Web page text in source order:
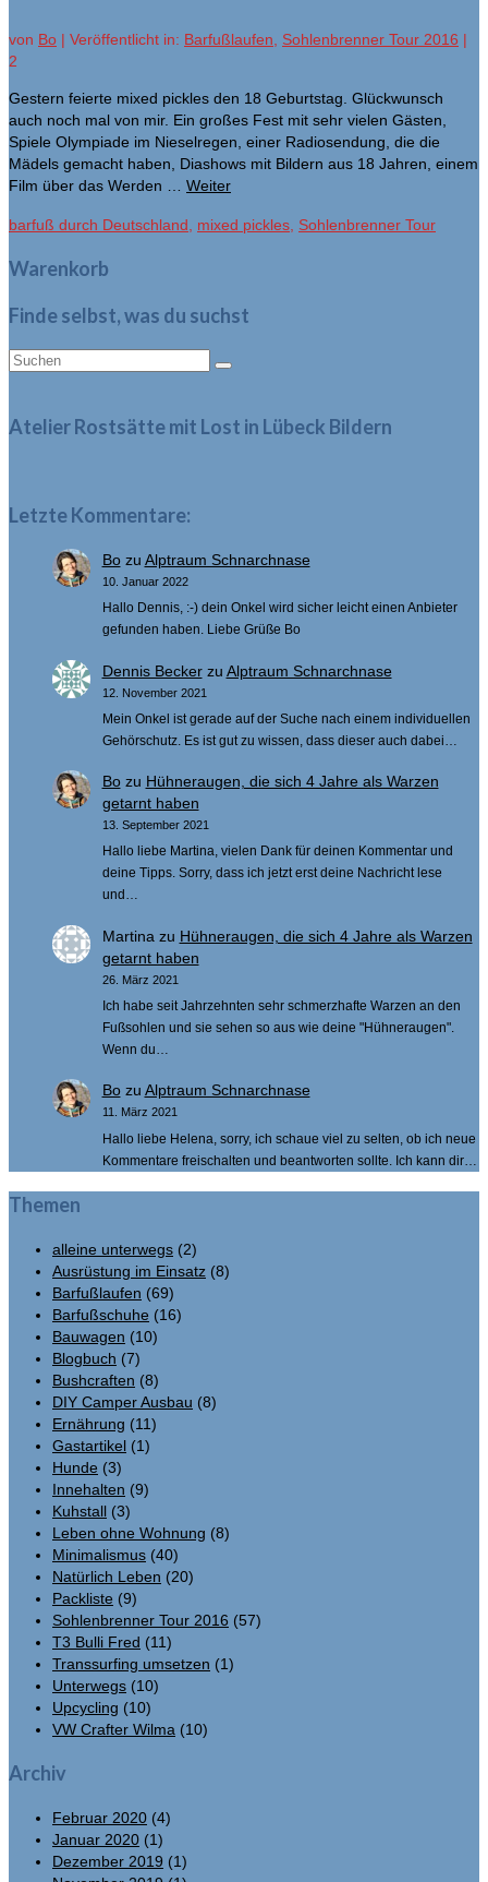
von Bo | Veröffentlicht in: Barfußlaufen Sohlenbrenner Tour 2016 |
2
Gestern feierte mixed pickles den 18 Geburtstag. Glückwunsch
auch noch mal von mir. Ein großes Fest mit sehr vielen Gästen,
Spiele Olympiade im Nieselregen, einer Radiosendung, die die
Mädels gemacht haben, Diashows mit Bildern aus 18 Jahren, einem
Film über das Werden … Weiter
barfuß durch Deutschland mixed pickles Sohlenbrenner Tour
Warenkorb
Finde selbst, was du suchst
Suche
Atelier Rostsätte mit Lost in Lübeck Bildern
Letzte Kommentare:
Bozu Alptraum Schnarchnase
10. Januar 2022
Hallo Dennis, :-) dein Onkel wird sicher leicht einen Anbieter
gefunden haben. Liebe Grüße Bo
Dennis Beckerzu Alptraum Schnarchnase
12. November 2021
Mein Onkel ist gerade auf der Suche nach einem individuellen
Gehörschutz. Es ist gut zu wissen, dass dieser auch dabei…
Bozu Hühneraugen, die sich 4 Jahre als Warzen
getarnt haben
13. September 2021
Hallo liebe Martina, vielen Dank für deinen Kommentar und
deine Tipps. Sorry, dass ich jetzt erst deine Nachricht lese
und…
Martina zu Hühneraugen, die sich 4 Jahre als Warzen
getarnt haben
26. März 2021
Ich habe seit Jahrzehnten sehr schmerzhafte Warzen an den
Fußsohlen und sie sehen so aus wie deine "Hühneraugen".
Wenn du…
Bozu Alptraum Schnarchnase
11. März 2021
Hallo liebe Helena, sorry, ich schaue viel zu selten, ob ich neue
Kommentare freischalten und beantworten sollte. Ich kann dir…
Themen
alleine unterwegs (2)
Ausrüstung im Einsatz (8)
Barfußlaufen (69)
Barfußschuhe (16)
Bauwagen (10)
Blogbuch (7)
Bushcraften (8)
DIY Camper Ausbau (8)
Ernährung (11)
Gastartikel (1)
Hunde (3)
Innehalten (9)
Kuhstall (3)
Leben ohne Wohnung (8)
Minimalismus (40)
Natürlich Leben (20)
Packliste (9)
Sohlenbrenner Tour 2016 (57)
T3 Bulli Fred (11)
Transsurfing umsetzen (1)
Unterwegs (10)
Upcycling (10)
VW Crafter Wilma (10)
Archiv
Februar 2020 (4)
Januar 2020 (1)
Dezember 2019 (1)